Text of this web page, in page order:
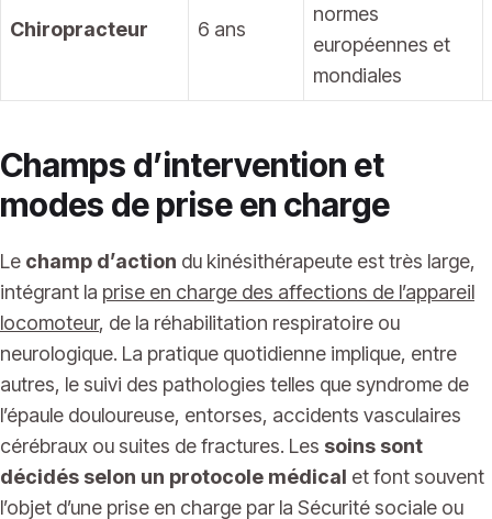
Chiropracteur 6 ans
normes
européennes et
mondiales
Champs d’intervention et
modes de prise en charge
Le champ d’action du kinésithérapeute est très large,
intégrant la prise en charge des affections de l’appareil
locomoteur, de la réhabilitation respiratoire ou
neurologique. La pratique quotidienne implique, entre
autres, le suivi des pathologies telles que syndrome de
l’épaule douloureuse, entorses, accidents vasculaires
cérébraux ou suites de fractures. Les soins sont
décidés selon un protocole médical et font souvent
l’objet d’une prise en charge par la Sécurité sociale ou